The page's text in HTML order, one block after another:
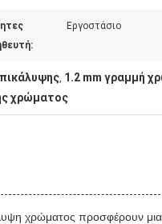
Εργοστάσιο
, 1.2 mm γραμμή
χρώματος
χρώματος προσφέρουν